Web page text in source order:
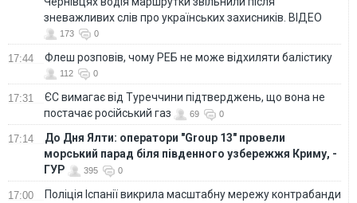
зневажливих слів про українських захисників. ВІДЕО
173 0
17:44 Флеш розповів, чому РЕБ не може відхиляти балістику
112 0
17:31
ЄС вимагає від Туреччини підтверджень, що вона не
постачає російський газ
69 0
17:14
До Дня Ялти: оператори "Group 13" провели
морський парад біля південного узбережжя Криму, -
ГУР
395 0
17:00
Поліція Іспанії викрила масштабну мережу контрабанди